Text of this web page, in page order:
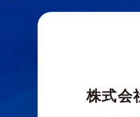
株式会社三交イン（以下「当社」といいます。）は、当社が運営するソーシャルメディア公式アカウントに